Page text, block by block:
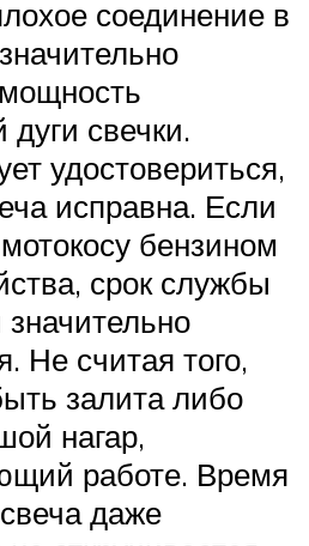
соединение в
дуги свечки.
удостовериться,
исправна. Если
бензином
срок службы
Не считая того,
залита либо
нагар,
работе. Время
даже